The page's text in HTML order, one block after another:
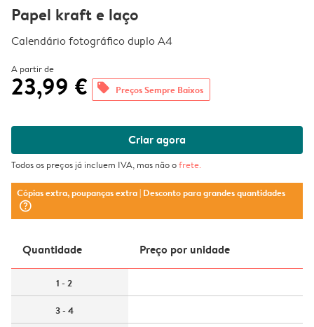
Papel kraft e laço
Calendário fotográfico duplo A4
A partir de
23,99 € offers Preços Sempre Baixos
Criar agora
Todos os preços já incluem IVA, mas não ofrete.
Cópias extra, poupanças extra| Desconto para grandes quantidades
question_mark_circle
Quantidade Preço por unidade
1 - 2
3 - 4